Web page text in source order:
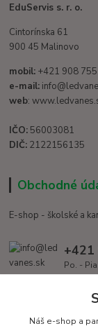
EduServis s. r. o.
Cintorínska 61
900 45 Malinovo
mobil: +421 908
e-mail:
web:
IČO: 56003081
DIČ: 2122156135
Obchodné
E-shop - školské a
Po. -
info@ledvanes.sk
Náš e-shop a